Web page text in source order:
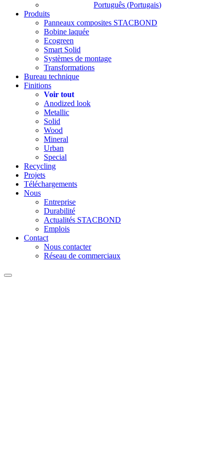
Português (Portugais)
Produits
Panneaux composites STACBOND
Bobine laquée
Ecogreen
Smart Solid
Systèmes de montage
Transformations
Bureau technique
Finitions
Voir tout
Anodized look
Metallic
Solid
Wood
Mineral
Urban
Special
Recycling
Projets
Téléchargements
Nous
Entreprise
Durabilité
Actualités STACBOND
Emplois
Contact
Nous contacter
Réseau de commerciaux